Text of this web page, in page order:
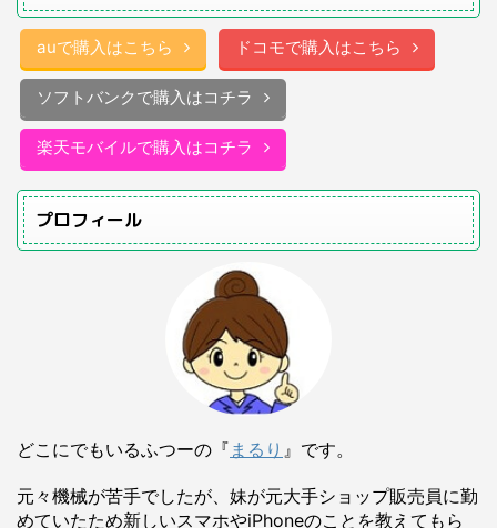
auで購入はこちら ドコモで購入はこちら
ソフトバンクで購入はコチラ
楽天モバイルで購入はコチラ
プロフィール
どこにでもいるふつーの『 まるり 』です。
元々機械が苦手でしたが、妹が元大手ショップ販売員に勤
めていたため新しいスマホやiPhoneのことを教えてもら